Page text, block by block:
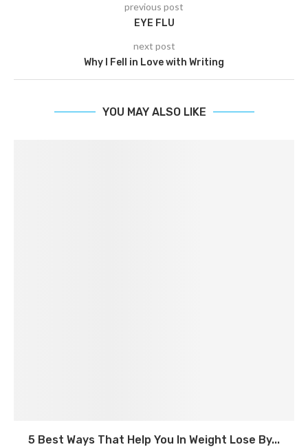
previous post
EYE FLU
next post
Why I Fell in Love with Writing
YOU MAY ALSO LIKE
5 Best Ways That Help You In Weight Lose By...